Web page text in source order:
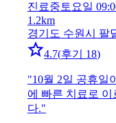
진료중 토요일
1.2km
경기도 수원시 팔
4.7(후기 18)
"10월 2일 공휴일
에 빠른 치료로
다."